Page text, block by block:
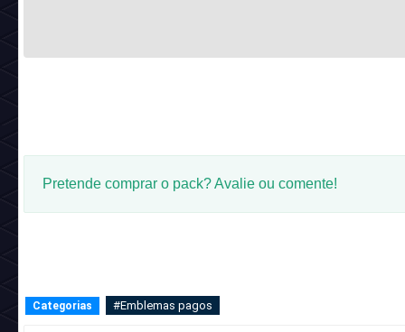
Pretende comprar o pack? Avalie ou comente!
Categorias #Emblemas pagos